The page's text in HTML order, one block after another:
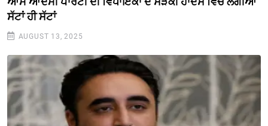
ਸੱਟਾਂ ਹੀ ਸੱਟਾਂ
AUGUST 13, 2025